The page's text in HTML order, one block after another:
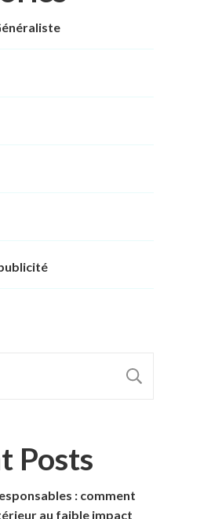
Posts
: comment
au faible impact